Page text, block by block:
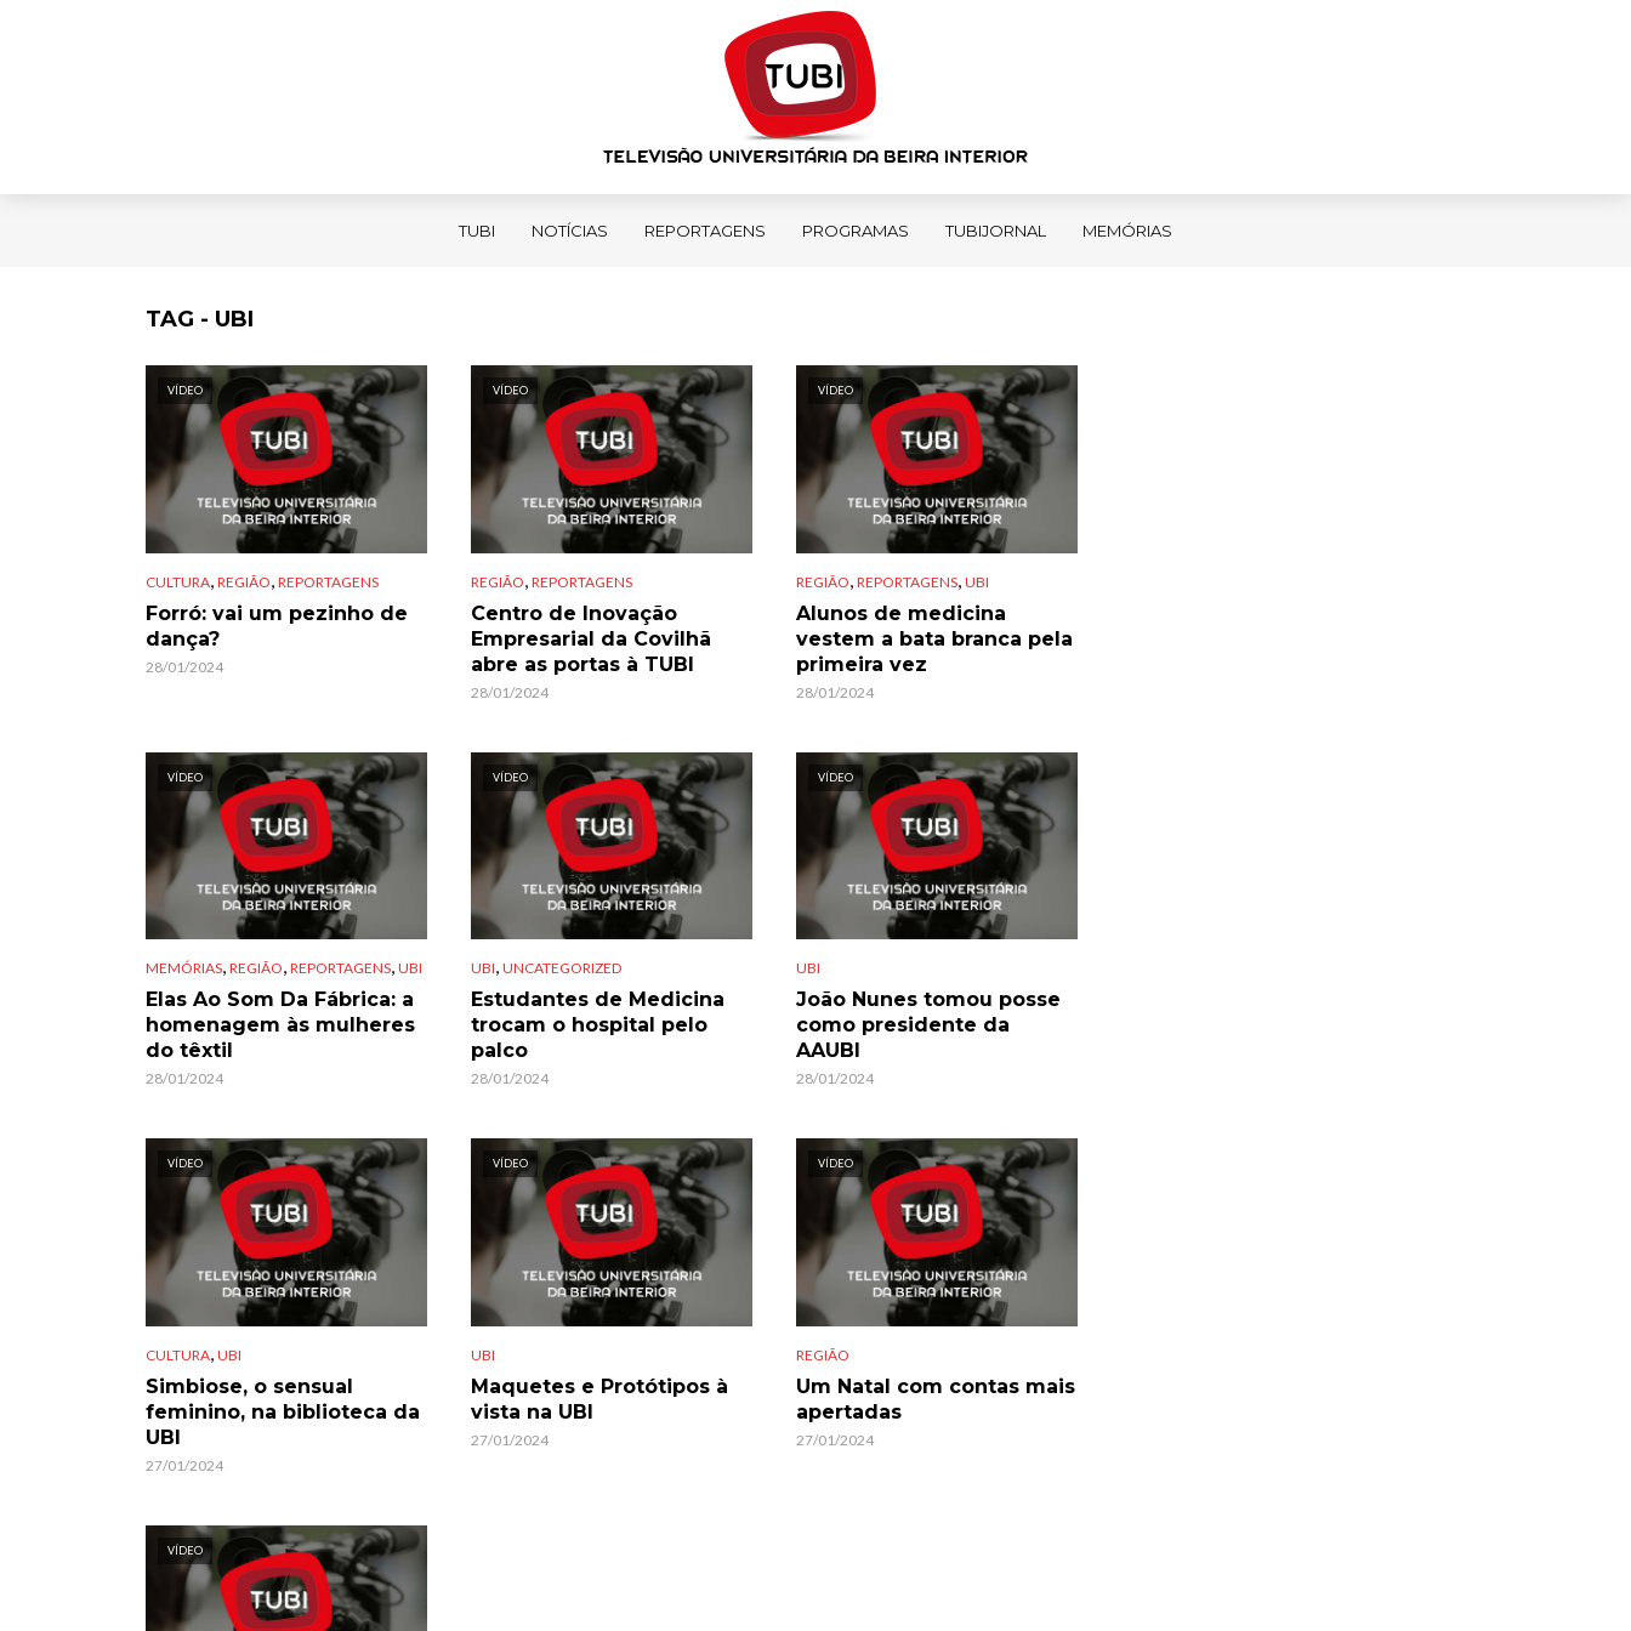
TUBI NOTÍCIAS REPORTAGENS PROGRAMAS TUBIJORNAL MEMÓRIAS
TAG - UBI
VÍDEO
CULTURA REGIÃO REPORTAGENS
Forró: vai um pezinho de
dança?
28/01/2024
VÍDEO
REGIÃO REPORTAGENS
Centro de Inovação
Empresarial da Covilhã
abre as portas à TUBI
28/01/2024
VÍDEO
REGIÃO REPORTAGENS, UBI
Alunos de medicina
vestem a bata branca pela
primeira vez
28/01/2024
VÍDEO
MEMÓRIAS, REGIÃO, REPORTAGENS, UBI
Elas Ao Som Da Fábrica: a
homenagem às mulheres
do têxtil
28/01/2024
VÍDEO
UBI, UNCATEGORIZED
Estudantes de Medicina
trocam o hospital pelo
palco
28/01/2024
VÍDEO
UBI
João Nunes tomou posse
como presidente da
AAUBI
28/01/2024
VÍDEO
CULTURA UBI
Simbiose, o sensual
feminino, na biblioteca da
UBI
27/01/2024
VÍDEO
UBI
Maquetes e Protótipos à
vista na UBI
27/01/2024
VÍDEO
REGIÃO
Um Natal com contas mais
apertadas
27/01/2024
VÍDEO